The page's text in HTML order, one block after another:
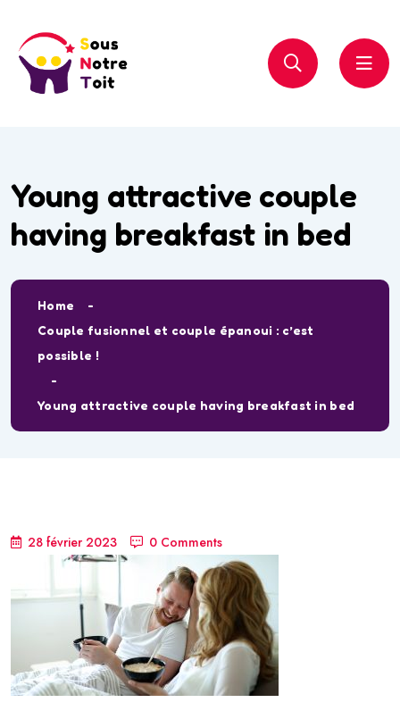
Young attractive couple
having breakfast in bed
Home
Couple fusionnel et couple épanoui : c’est
possible !
Young attractive couple having breakfast in bed
28 février 2023 0 Comments